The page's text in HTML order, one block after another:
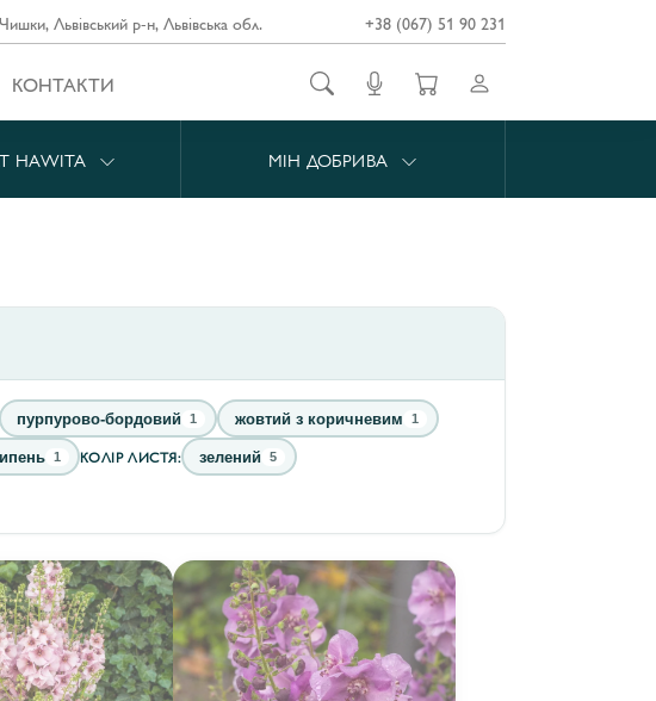
Львівський р-н, Львівська обл. +38 (067) 51 90 231
КОНТАКТИ
HAWITA МІН ДОБРИВА
пурпурово-бордовий 1 жовтий з коричневим 1
1 КОЛІР ЛИСТЯ: зелений 5